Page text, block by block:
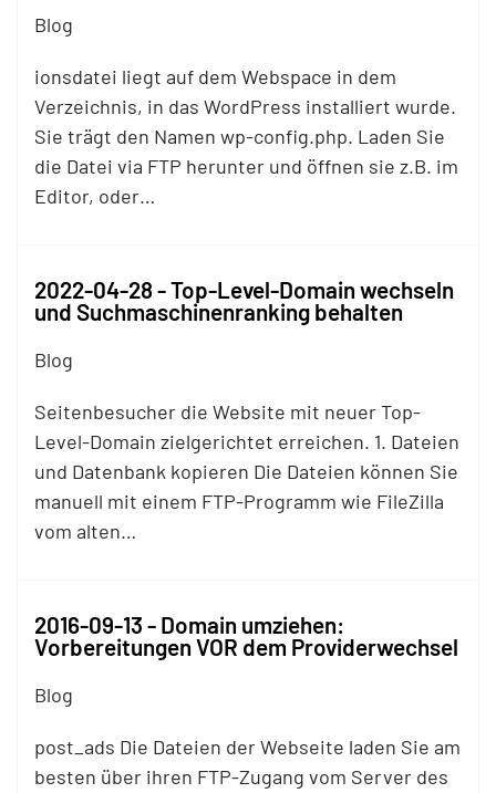
Blog
ionsdatei liegt auf dem Webspace in dem
Verzeichnis, in das WordPress installiert wurde.
Sie trägt den Namen wp-config.php. Laden Sie
die Datei via FTP herunter und öffnen sie z.B. im
Editor, oder…
2022-04-28 - Top-Level-Domain wechseln
und Suchmaschinenranking behalten
Blog
Seitenbesucher die Website mit neuer Top-
Level-Domain zielgerichtet erreichen. 1. Dateien
und Datenbank kopieren Die Dateien können Sie
manuell mit einem FTP-Programm wie FileZilla
vom alten…
2016-09-13 - Domain umziehen:
Vorbereitungen VOR dem Providerwechsel
Blog
post_ads Die Dateien der Webseite laden Sie am
besten über ihren FTP-Zugang vom Server des